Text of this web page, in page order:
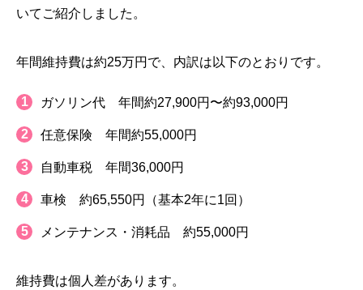
いてご紹介しました。
年間維持費は約25万円で、内訳は以下のとおりです。
ガソリン代 年間約27,900円〜約93,000円
任意保険 年間約55,000円
自動車税 年間36,000円
車検 約65,550円（基本2年に1回）
メンテナンス・消耗品 約55,000円
維持費は個人差があります。